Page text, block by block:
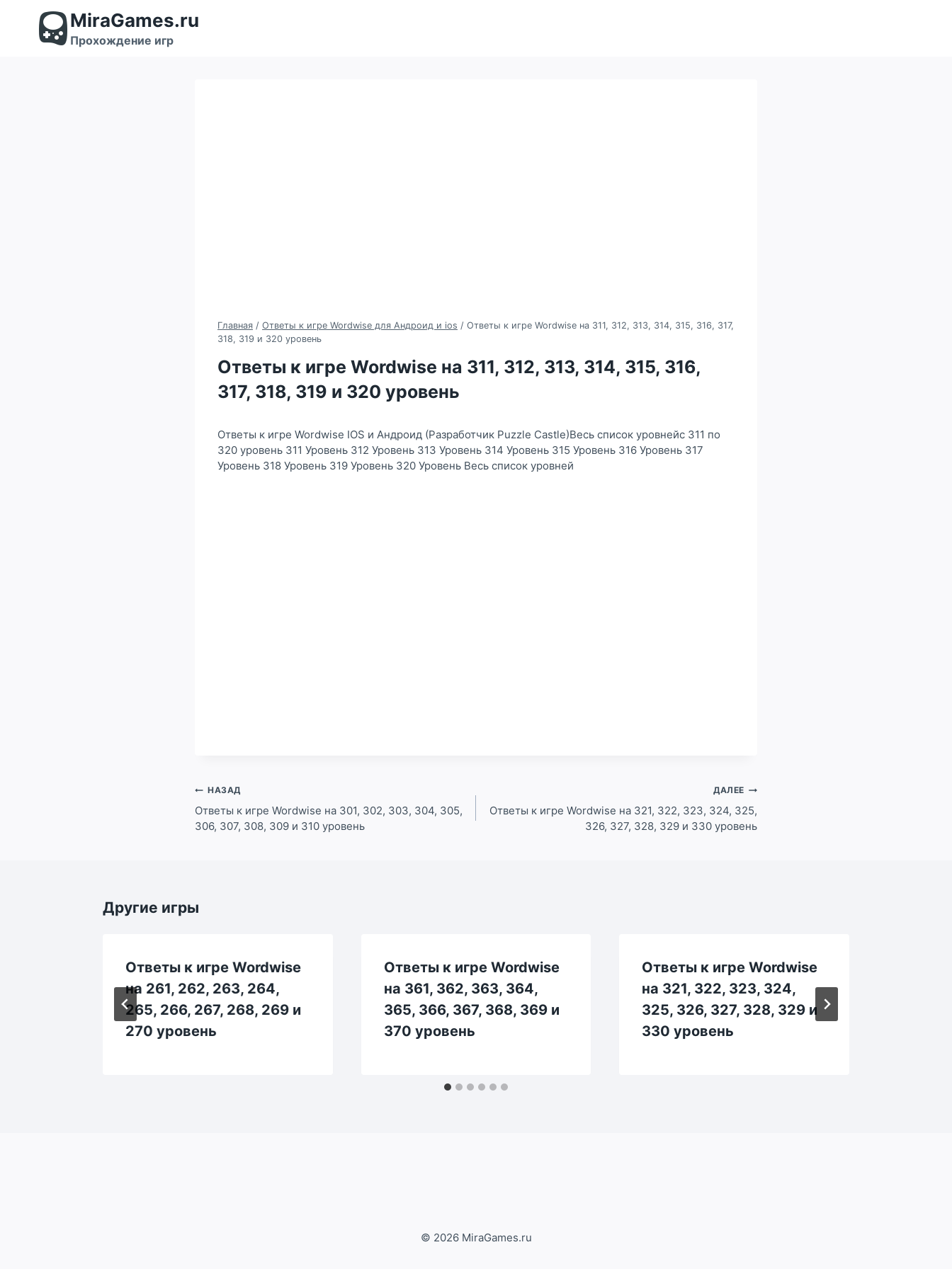
содержимому
MiraGames.ru
Прохождение игр
Главная / Ответы к игре Wordwise для Андроид и ios / Ответы к игре Wordwise на 311, 312, 313, 314, 315, 316, 317,
318, 319 и 320 уровень
Ответы к игре Wordwise на 311, 312, 313, 314, 315, 316,
317, 318, 319 и 320 уровень
Ответы к игре Wordwise IOS и Андроид (Разработчик Puzzle Castle)Весь список уровнейс 311 по
320 уровень 311 Уровень 312 Уровень 313 Уровень 314 Уровень 315 Уровень 316 Уровень 317
Уровень 318 Уровень 319 Уровень 320 Уровень Весь список уровней
Навигация
по
записям
НАЗАД
Ответы к игре Wordwise на 301, 302, 303, 304, 305,
306, 307, 308, 309 и 310 уровень
ДАЛЕЕ
Ответы к игре Wordwise на 321, 322, 323, 324, 325,
326, 327, 328, 329 и 330 уровень
Другие игры
Ответы к игре Wordwise
на 261, 262, 263, 264,
265, 266, 267, 268, 269 и
270 уровень
Ответы к игре Wordwise
на 361, 362, 363, 364,
365, 366, 367, 368, 369 и
370 уровень
Ответы к игре Wordwise
на 321, 322, 323, 324,
325, 326, 327, 328, 329 и
330 уровень
© 2026 MiraGames.ru